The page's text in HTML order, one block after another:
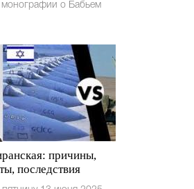
монографии о Бабьем
причины,
последствия